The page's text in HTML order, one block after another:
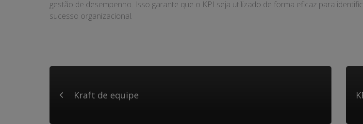
gestão de desempenho. Isso garante que o KPI seja utilizado de forma eficaz para
sucesso organizacional.
Kraft de equipe